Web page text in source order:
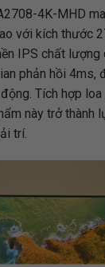
4K-MHD
với kích thước
IPS chất lượng
phản hồi 4ms,
Tích hợp loa
này trở thành
trí.